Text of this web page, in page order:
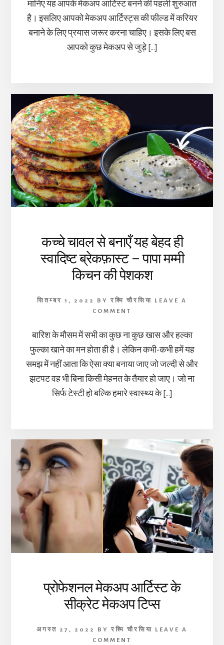
मानिए यह आपके मेकअप आर्टिस्ट बनने की पहली शुरुआत
है। इसलिए आपको मेकअप आर्टिस्ट्स की फील्ड में करियर
बनाने के लिए प्रयास जरूर करना चाहिए। इसके लिए बस
आपको कुछ मेकअप से जुड़े […]
कच्चे चावल से बनाएँ यह बेहद ही
स्वादिष्ट ब्रेकफ़ास्ट – पापा मम्मी
किचन की पेशकश
सितम्बर 1, 2022 BY रश्मि चौरसिया
LEAVE A
COMMENT
बारिश के मौसम में सभी का कुछ ना कुछ खास और हल्का
फुल्का खाने का मन होता ही है। लेकिन कभी-कभी हमें यह
समझ में नहीं आता कि ऐसा क्या बनाया जाए जो जल्दी से और
झटपट वह भी बिना किसी मेहनत के तैयार हो जाए। जो ना
सिर्फ टेस्टी हो बल्कि हमारे स्वास्थ्य के […]
प्रोफेशनल मेकअप आर्टिस्ट के
सीक्रेट मेकअप टिप्स
अगस्त 27, 2022 BY रश्मि चौरसिया
LEAVE A
COMMENT